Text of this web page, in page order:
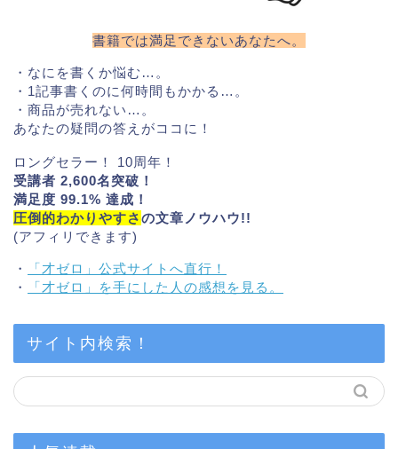
書籍では満足できないあなたへ。
・なにを書くか悩む…。
・1記事書くのに何時間もかかる…。
・商品が売れない…。
あなたの疑問の答えがココに！
ロングセラー！ 10周年！
受講者 2,600名突破！
満足度 99.1% 達成！
圧倒的わかりやすさの文章ノウハウ!!
(アフィリできます)
・
「才ゼロ」公式サイトへ直行！
・
「才ゼロ」を手にした人の感想を見る。
サイト内検索！